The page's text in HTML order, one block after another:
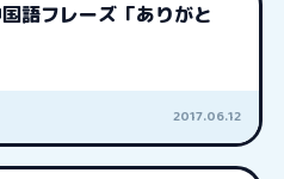
国語フレーズ「ありがと
2017.06.12